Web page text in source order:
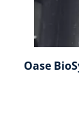
Oase